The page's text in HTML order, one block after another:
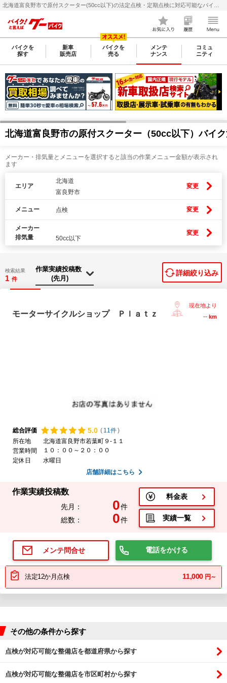
バイクを
探す
新車
販売店
バイクを
売る
メンテ
ナンス
コミュ
ニティ
北海道富良野市の原付スクーター（50cc以下）バイ
メーカー・排気量とメニューを選択すると該当の作業メニュー金額が表示され
ます
エリア
北海道
富良野市
変更
メニュー 点検 変更
メーカー
排気量
50cc以下
変更
検索結果
1 件
詳細絞り込み
モーターサイクルショップ Ｐｌａｔｚ
現在地より
-- km
総合評価 5.0 ( 11件)
所在地
北海道富良野市若葉町９-１１
営業時間
１０：００～２０：００
定休日
水曜日
店舗詳細はこちら
作業実績投稿数
先月： 0件
総数：
0件
料金表
実績一覧
メンテ問合せ 電話をかける
法定12か月点検 11,000 円～
その他の条件から探す
点検が対応可能な整備店を都道府県から探す
点検が対応可能な整備店を市区町村から探す